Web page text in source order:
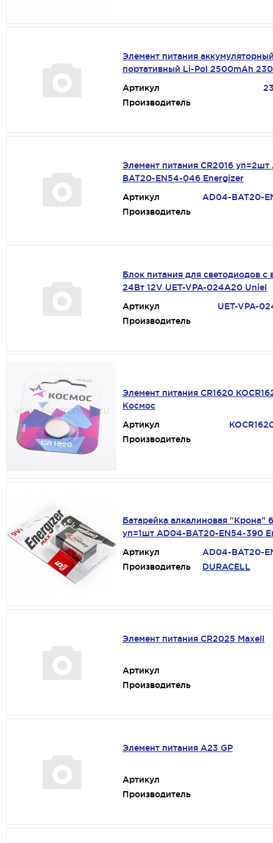
Элемент питания
портативный Li-Pol 2500mAh
Артикул
Производитель
Элемент питания CR2016
BAT20-EN54-046 Energizer
Артикул
AD04-BAT20-
Производитель
Блок питания для светодиодов с
24Вт 12V UET-VPA-024A20 Uniel
Артикул
UET-VPA-
Производитель
Элемент питания CR1620
Космос
Артикул
Производитель
Батарейка алкалиновая "Крона"
уп=1шт AD04-BAT20-EN54-390
Артикул
AD04-BAT20-
Производитель
DURACELL
Элемент питания CR2025 Maxell
Артикул
Производитель
Элемент питания A23 GP
Артикул
Производитель